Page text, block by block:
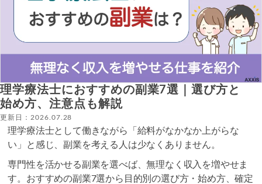
理学療法士におすすめの副業7選｜選び方と
始め方、注意点も解説
更新日：2026.07.28
理学療法士として働きながら「給料がなかなか上がらな
い」と感じ、副業を考える人は少なくありません。
専門性を活かせる副業を選べば、無理なく収入を増やせま
す。おすすめの副業7選から目的別の選び方・始め方、確定